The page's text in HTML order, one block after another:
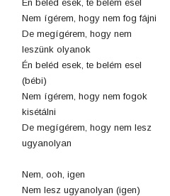
Én beléd esek, te belém esel
Nem ígérem, hogy nem fog fájni
De megígérem, hogy nem
leszünk olyanok
Én beléd esek, te belém esel
(bébi)
Nem ígérem, hogy nem fogok
kisétálni
De megígérem, hogy nem lesz
ugyanolyan
Nem, ooh, igen
Nem lesz ugyanolyan (igen)